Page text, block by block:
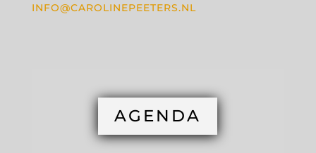
INFO@CAROLINEPEETERS.NL
AGENDA